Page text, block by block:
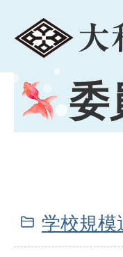
委
学校規模